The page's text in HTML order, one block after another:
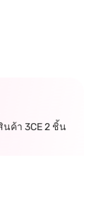
นค้า 3CE 2 ชิ้น